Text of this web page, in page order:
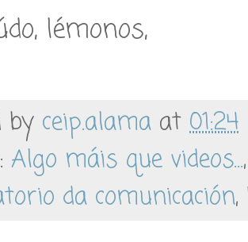
lémonos,
by ceip.alama at 01:24
Algo máis que videos...
da comunicación,